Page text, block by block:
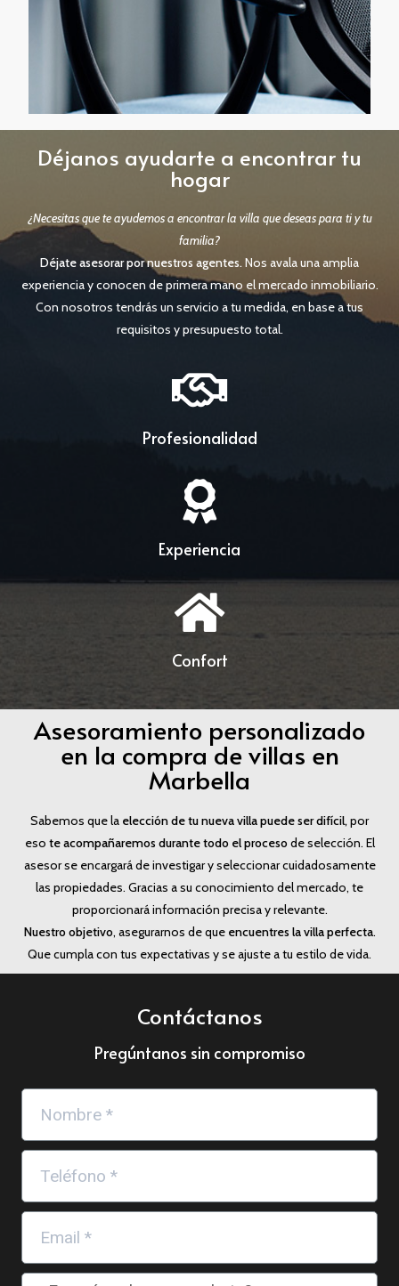
Déjanos ayudarte a encontrar tu
hogar
¿Necesitas que te ayudemos a encontrar la villa que deseas para ti y tu
familia?
Déjate asesorar por nuestros agentes.Nos avala una amplia
experiencia y conocen de primera mano el mercado inmobiliario.
Con nosotros tendrás un servicio a tu medida, en base a tus
requisitos y presupuesto total.
Profesionalidad
Experiencia
Confort
Asesoramiento personalizado
en la compra de villas en
Marbella
Sabemos que la elección de tu nueva villa puede ser difícil,por
eso te acompañaremos durante todo el procesode selección. El
asesor se encargará de investigar y seleccionar cuidadosamente
las propiedades. Gracias a su conocimiento del mercado, te
proporcionará información precisa y relevante.
Nuestro objetivo, asegurarnos de que encuentres la villa perfecta.
Que cumpla con tus expectativas y se ajuste a tu estilo de vida.
Contáctanos
Pregúntanos sin compromiso